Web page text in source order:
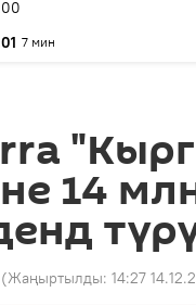
7 мин
14
(Жаңыртылды: 14:27